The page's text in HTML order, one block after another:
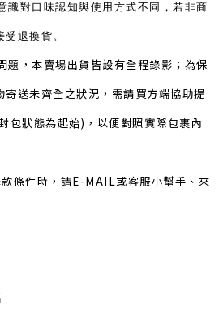
識對口味認知與使用方式不同，若非商
退換貨。
題，本賣場出貨皆設有全程錄影；為保
寄送未齊全之狀況，需請買方端協助提
包狀態為起始)，以便對照實際包裹內
條件時，請E-MAIL或客服小幫手、來